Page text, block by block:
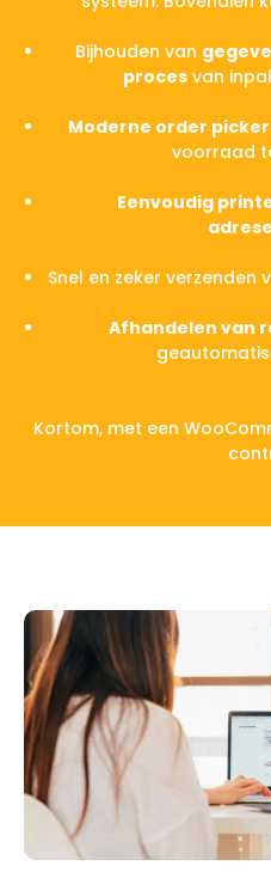
Bijhouden van
procesvan
Moderne order picker
voorraad
Eenvoudig
Snel en zeker
Afhandelen van
Kortom, met een